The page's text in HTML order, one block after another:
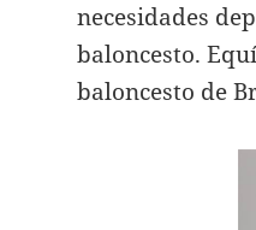
necesidades
baloncesto.
baloncesto de